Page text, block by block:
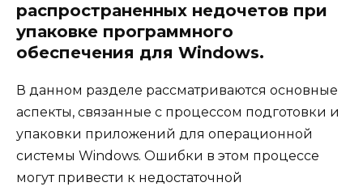
распространенных недочетов при
упаковке программного
обеспечения для Windows.
В данном разделе рассматриваются основные
аспекты, связанные с процессом подготовки и
упаковки приложений для операционной
системы Windows. Ошибки в этом процессе
могут привести к недостаточной